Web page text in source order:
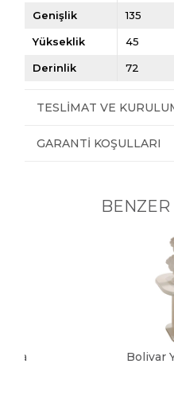
Genişlik 135
Yükseklik 45
Derinlik 72
TESLIMAT VE
GARANTI KOŞULLARI
Bolivar